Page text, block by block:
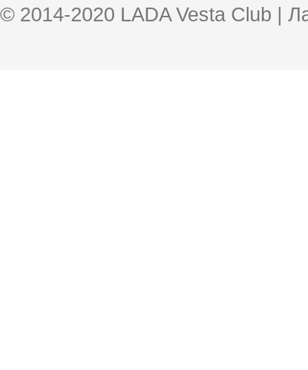
© 2014-2020 LADA Vesta Club |